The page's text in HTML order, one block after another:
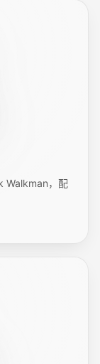
Walkman，配